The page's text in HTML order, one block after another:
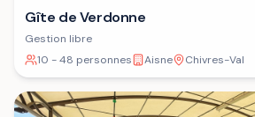
Gîte de Verdonne
Gestion libre
10 - 48 personnes
Aisne Chivres-Val